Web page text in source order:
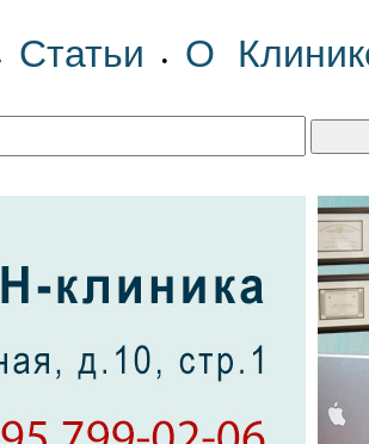
Статьи • О